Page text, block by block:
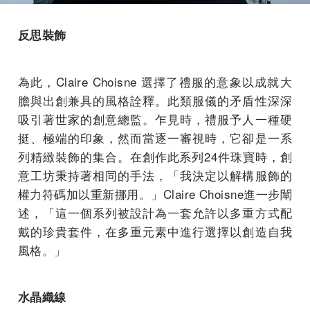
反思裝飾
為此，Claire Choisne 選擇了禮服的意象以成就大
膽與出創兼具的風格詮釋。此類服儀的矛盾性深深
吸引著世家的創意總監。乍見時，禮服予人一種硬
挺、極端的印象，然而當逐一審視時，它卻是一系
列精緻裝飾的集合。在創作此系列24件珠寶時，創
意工坊秉持著相同的手法，「我決定以解構服飾的
權力符碼加以重新挪用。」Claire Choisne進一步闡
述，「這一個系列被設計為一套允許以多重方式配
戴的珍貴套件，在多重元素中進行選擇以創造自我
風格。」
水晶織線